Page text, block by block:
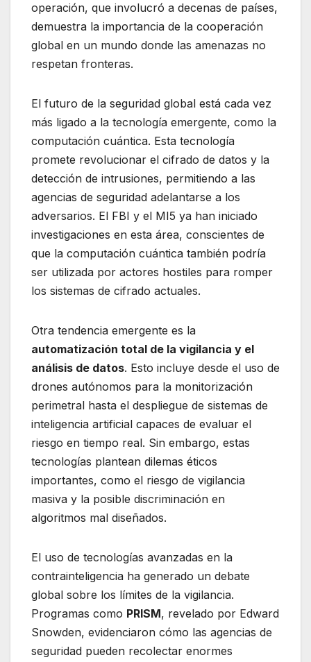
operación, que involucró a decenas de países,
demuestra la importancia de la cooperación
global en un mundo donde las amenazas no
respetan fronteras.
El futuro de la seguridad global está cada vez
más ligado a la tecnología emergente, como la
computación cuántica. Esta tecnología
promete revolucionar el cifrado de datos y la
detección de intrusiones, permitiendo a las
agencias de seguridad adelantarse a los
adversarios. El FBI y el MI5 ya han iniciado
investigaciones en esta área, conscientes de
que la computación cuántica también podría
ser utilizada por actores hostiles para romper
los sistemas de cifrado actuales.
Otra tendencia emergente es la
automatización total de la vigilancia y el
análisis de datos. Esto incluye desde el uso de
drones autónomos para la monitorización
perimetral hasta el despliegue de sistemas de
inteligencia artificial capaces de evaluar el
riesgo en tiempo real. Sin embargo, estas
tecnologías plantean dilemas éticos
importantes, como el riesgo de vigilancia
masiva y la posible discriminación en
algoritmos mal diseñados.
El uso de tecnologías avanzadas en la
contrainteligencia ha generado un debate
global sobre los límites de la vigilancia.
Programas como PRISM, revelado por Edward
Snowden, evidenciaron cómo las agencias de
seguridad pueden recolectar enormes